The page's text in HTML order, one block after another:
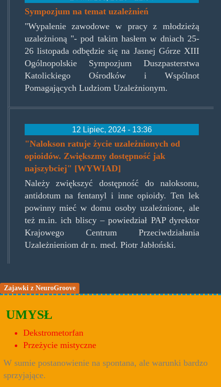
Sympozjum na temat uzależnień
"Wypalenie zawodowe w pracy z młodzieżą
uzależnioną "- pod takim hasłem w dniach 25-
26 listopada odbędzie się na Jasnej Górze XIII
Ogólnopolskie Sympozjum Duszpasterstwa
Katolickiego Ośrodków i Wspólnot
Pomagających Ludziom Uzależnionym.
12 Lipiec, 2024 - 13:36
"Nalokson ratuje życie uzależnionych od
opioidów. Zwiększmy dostępność jak
najszybciej" [WYWIAD]
Należy zwiększyć dostępność do naloksonu,
antidotum na fentanyl i inne opioidy. Ten lek
powinny mieć w domu osoby uzależnione, ale
też m.in. ich bliscy – powiedział PAP dyrektor
Krajowego Centrum Przeciwdziałania
Uzależnieniom dr n. med. Piotr Jabłoński.
Zajawki z NeuroGroove
UMYSŁ
Dekstrometorfan
Przeżycie mistyczne
W sumie postanowienie na spontana, ale warunki bardzo
sprzyjające.